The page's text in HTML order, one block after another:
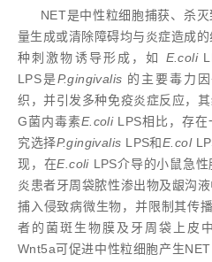
NET是中性粒细胞捕获、杀
量生成或清除障碍均与炎症造成
种刺激物诱导形成，如 E.coli
LPS是P.gingivalis 的主要毒力
织，并引发多种免疫炎症反应，
G菌内毒素E.coliLPS相比，存在
究选择P.gingivalis LPS和E.col
现，在E.coliLPS介导的小鼠急性
炎患者牙周袋脓性渗出物及龈沟
捕入侵致病微生物，并限制其传播
者的菌斑生物膜及牙周袋上皮
Wnt5a可促进中性粒细胞产生